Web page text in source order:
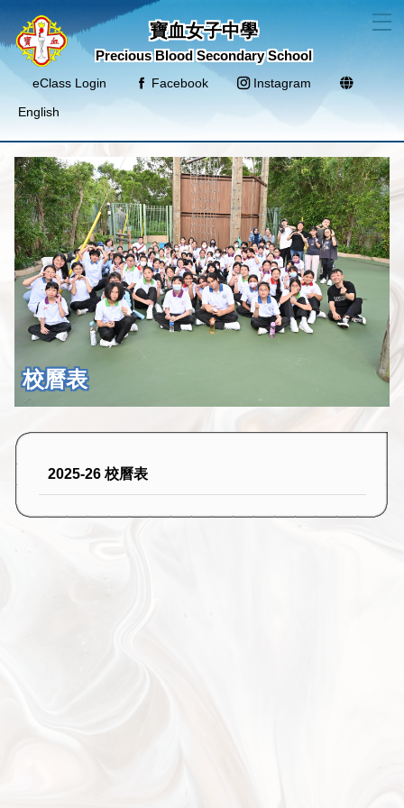
寶血女子中學
Precious Blood Secondary School
eClass Login Facebook
Instagram
English
校曆表
2025-26 校曆表